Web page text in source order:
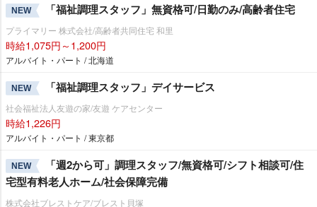
NEW 「福祉調理スタッフ」無資格可/日勤のみ/高齢者住宅
プライマリー 株式会社/高齢者共同住宅 和里
時給1,075円～1,200円
アルバイト・パート / 北海道
NEW 「福祉調理スタッフ」デイサービス
社会福祉法人友遊の家/友遊 ケアセンター
時給1,226円
アルバイト・パート / 東京都
NEW
「週2から可」調理スタッフ/無資格可/シフト相談可/住
宅型有料老人ホーム/社会保障完備
株式会社ブレストケア/ブレスト貝塚